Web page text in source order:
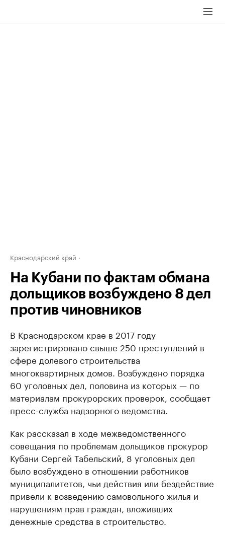
Краснодарский край
На Кубани по фактам обмана
дольщиков возбуждено 8 дел
против чиновников
В Краснодарском крае в 2017 году
зарегистрировано свыше 250 преступлений в
сфере долевого строительства
многоквартирных домов. Возбуждено порядка
60 уголовных дел, половина из которых — по
материалам прокурорских проверок, сообщает
пресс-служба надзорного ведомства.
Как рассказал в ходе межведомственного
совещания по проблемам дольщиков прокурор
Кубани Сергей Табельский, 8 уголовных дел
было возбуждено в отношении работников
муниципалитетов, чьи действия или бездействие
привели к возведению самовольного жилья и
нарушениям прав граждан, вложивших
денежные средства в строительство.